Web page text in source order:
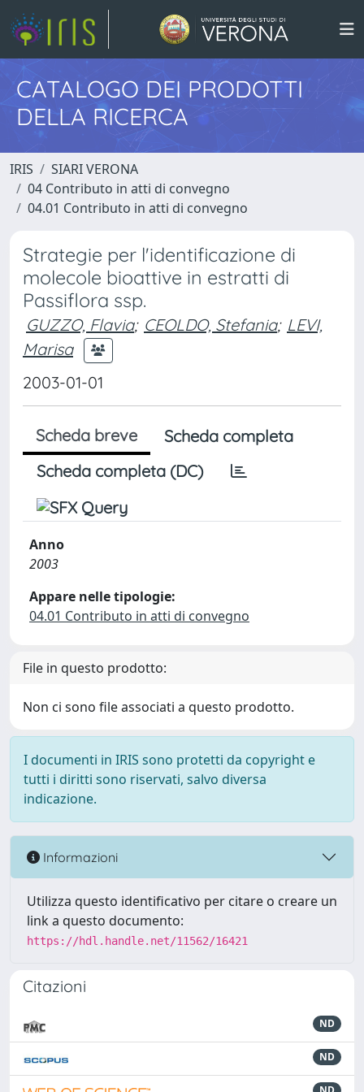
CATALOGO DEI PRODOTTI
DELLA RICERCA
IRIS
SIARI VERONA
04 Contributo in atti di convegno
04.01 Contributo in atti di convegno
Strategie per l'identificazione di
molecole bioattive in estratti di
Passiflora ssp.
GUZZO, Flavia; CEOLDO, Stefania; LEVI,
Marisa
2003-01-01
Scheda breve
Scheda completa
Scheda completa (DC)
Anno
2003
Appare nelle tipologie:
04.01 Contributo in atti di convegno
File in questo prodotto:
Non ci sono file associati a questo prodotto.
I documenti in IRIS sono protetti da copyright e
tutti i diritti sono riservati, salvo diversa
indicazione.
Informazioni
Utilizza questo identificativo per citare o creare un
link a questo documento:
https://hdl.handle.net/11562/16421
Citazioni
ND
ND